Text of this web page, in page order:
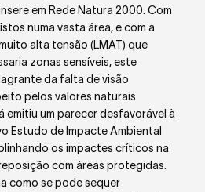
em Rede Natura 2000. Com
numa vasta área, e com a
alta tensão (LMAT) que
zonas sensíveis, este
da falta de visão
pelos valores naturais
emitiu um parecer desfavorável à
Estudo de Impacte Ambiental
os impactes críticos na
com áreas protegidas.
como se pode sequer